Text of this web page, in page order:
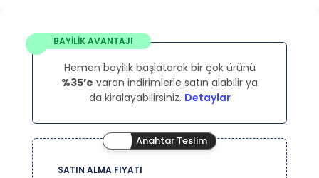
BAYİLİK AVANTAJI
Hemen bayilik başlatarak bir çok ürünü
%35’e varan indirimlerle satın alabilir ya
da kiralayabilirsiniz. Detaylar
Anahtar Teslim
SATIN ALMA FIYATI